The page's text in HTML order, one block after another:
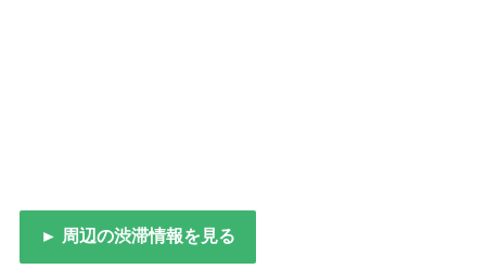
► 周辺の渋滞情報を見る